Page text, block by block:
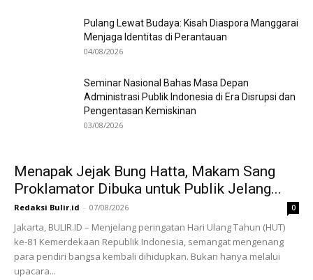
Pulang Lewat Budaya: Kisah Diaspora Manggarai
Menjaga Identitas di Perantauan
04/08/2026
Seminar Nasional Bahas Masa Depan
Administrasi Publik Indonesia di Era Disrupsi dan
Pengentasan Kemiskinan
03/08/2026
Menapak Jejak Bung Hatta, Makam Sang
Proklamator Dibuka untuk Publik Jelang...
Redaksi Bulir.id - 07/08/2026 0
Jakarta, BULIR.ID – Menjelang peringatan Hari Ulang Tahun (HUT)
ke-81 Kemerdekaan Republik Indonesia, semangat mengenang
para pendiri bangsa kembali dihidupkan. Bukan hanya melalui
upacara...